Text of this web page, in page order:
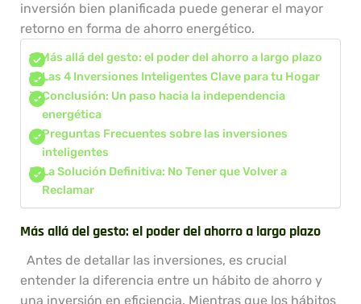
inversión bien planificada puede generar el mayor
retorno en forma de ahorro energético.
Más allá del gesto: el poder del ahorro a largo plazo
Las 4 Inversiones Inteligentes Clave para tu Hogar
Conclusión: Un paso hacia la independencia
energética
Preguntas Frecuentes sobre las inversiones
inteligentes
La Solución Definitiva: No Tener que Volver a
Reclamar
Más allá del gesto: el poder del ahorro a largo plazo
Antes de detallar las inversiones, es crucial
entender la diferencia entre un hábito de ahorro y
una inversión en eficiencia. Mientras que los hábitos